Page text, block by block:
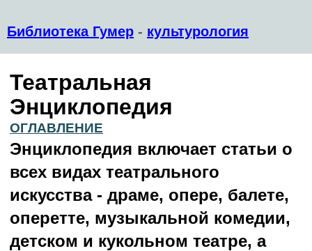
Библиотека Гумер - культурология
Театральная
Энциклопедия
ОГЛАВЛЕНИЕ
Энциклопедия включает статьи о
всех видах театрального
искусства - драме, опере, балете,
оперетте, музыкальной комедии,
детском и кукольном театре, а